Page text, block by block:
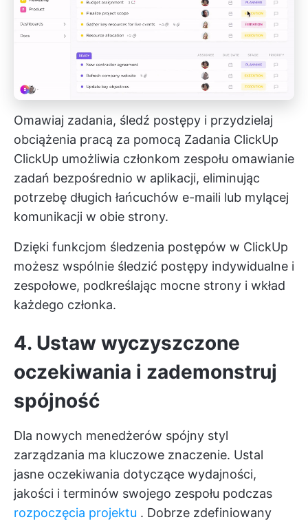
Omawiaj zadania, śledź postępy i przydzielaj
obciążenia pracą za pomocą Zadania ClickUp
ClickUp umożliwia członkom zespołu omawianie
zadań bezpośrednio w aplikacji, eliminując
potrzebę długich łańcuchów e-maili lub mylącej
komunikacji w obie strony.
Dzięki funkcjom śledzenia postępów w ClickUp
możesz wspólnie śledzić postępy indywidualne i
zespołowe, podkreślając mocne strony i wkład
każdego członka.
4. Ustaw wyczyszczone
oczekiwania i zademonstruj
spójność
Dla nowych menedżerów spójny styl
zarządzania ma kluczowe znaczenie. Ustal
jasne oczekiwania dotyczące wydajności,
jakości i terminów swojego zespołu podczas
rozpoczęcia projektu . Dobrze zdefiniowany